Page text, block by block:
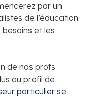
par un
de l’éducation.
et les
de nos profs
au profil de
particulierse